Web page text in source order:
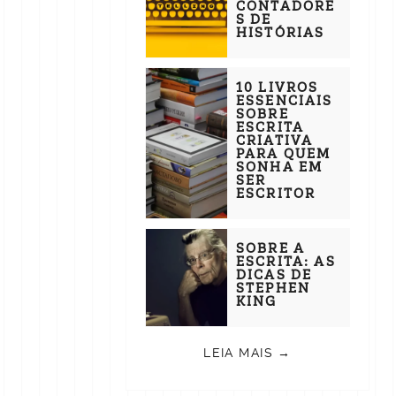
CONTADORE
S DE
HISTÓRIAS
10 LIVROS
ESSENCIAIS
SOBRE
ESCRITA
CRIATIVA
PARA QUEM
SONHA EM
SER
ESCRITOR
SOBRE A
ESCRITA: AS
DICAS DE
STEPHEN
KING
LEIA MAIS →